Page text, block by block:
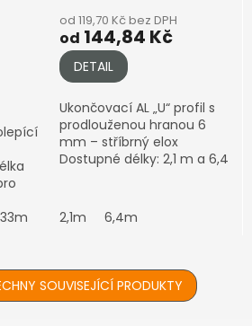
Zvolte počet metrů
od 119,70 Kč bez DPH
od 144,84 Kč
DETAIL
Ukončovací AL „U“ profil s
prodlouženou hranou 6
mm – stříbrný elox
Dostupné délky: 2,1 m a 6,4
uzavření desky s lepším...
2,1m 6,4m
SOUVISEJÍCÍ PRODUKTY